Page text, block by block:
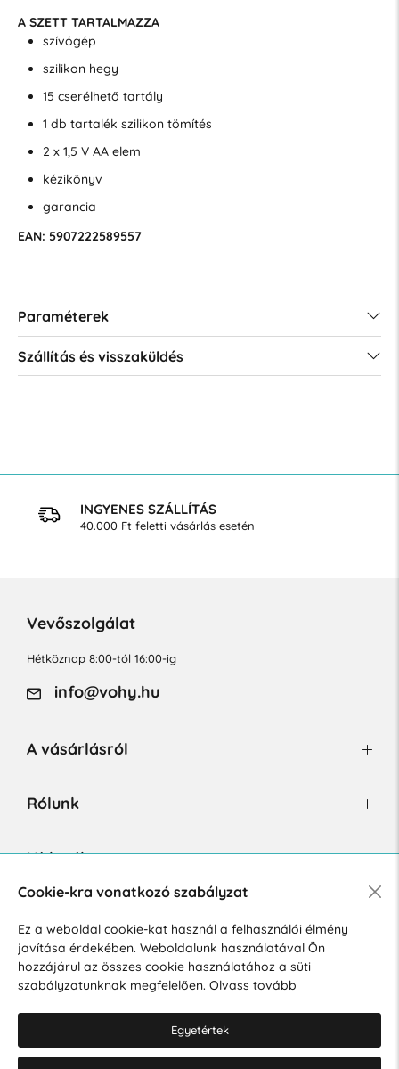
A SZETT TARTALMAZZA
szívógép
szilikon hegy
15 cserélhető tartály
1 db tartalék szilikon tömítés
2 x 1,5 V AA elem
kézikönyv
garancia
EAN: 5907222589557
Paraméterek
Szállítás és visszaküldés
INGYENES SZÁLLÍTÁS
40.000 Ft feletti vásárlás esetén
Vevőszolgálat
Hétköznap 8:00-tól 16:00-ig
info@vohy.hu
A vásárlásról
Rólunk
Hírlevél
Hozzájárulok a személyes adatok marketing célú kezeléséhez.
Személyes adatok védelmére vonatkozó szabályzat.
Cookie-kra vonatkozó szabályzat
Ez a weboldal cookie-kat használ a felhasználói élmény
javítása érdekében. Weboldalunk használatával Ön
hozzájárul az összes cookie használatához a süti
szabályzatunknak megfelelően. Olvass tovább
Egyetértek